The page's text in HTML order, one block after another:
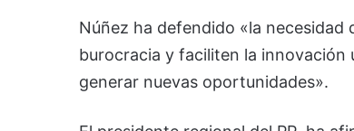
Núñez ha defendido «la necesidad
burocracia y faciliten la innovación
generar nuevas oportunidades».